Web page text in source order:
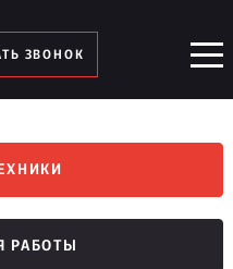
ЗВОНОК
РАБОТЫ